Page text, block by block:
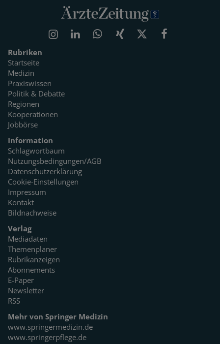
Rubriken
Startseite
Medizin
Praxiswissen
Politik & Debatte
Regionen
Kooperationen
Jobbörse
Information
Schlagwortbaum
Nutzungsbedingungen/AGB
Datenschutzerklärung
Cookie-Einstellungen
Impressum
Kontakt
Bildnachweise
Verlag
Mediadaten
Themenplaner
Rubrikanzeigen
Abonnements
E-Paper
Newsletter
RSS
Mehr von Springer Medizin
www.springermedizin.de
www.springerpflege.de